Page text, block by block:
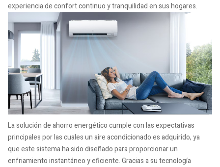
experiencia de confort continuo y tranquilidad en sus hogares.
La solución de ahorro energético cumple con las expectativas
principales por las cuales un aire acondicionado es adquirido, ya
que este sistema ha sido diseñado para proporcionar un
enfriamiento instantáneo y eficiente. Gracias a su tecnología